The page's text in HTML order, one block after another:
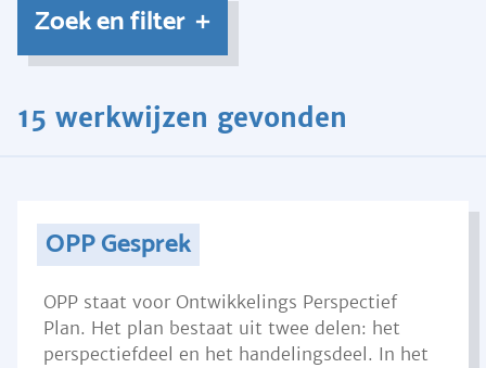
Zoek en filter
15 werkwijzen gevonden
OPP Gesprek
OPP staat voor Ontwikkelings Perspectief
Plan. Het plan bestaat uit twee delen: het
perspectiefdeel en het handelingsdeel. In het